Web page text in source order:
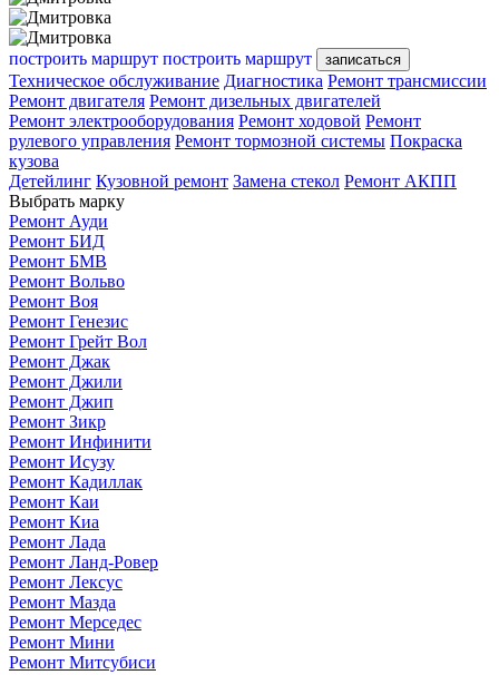
построить маршрут построить маршрут записаться
Техническое обслуживание Диагностика Ремонт трансмиссии
Ремонт двигателя Ремонт дизельных двигателей
Ремонт электрооборудования Ремонт ходовой Ремонт
рулевого управления Ремонт тормозной системы Покраска
кузова
Детейлинг Кузовной ремонт Замена стекол Ремонт АКПП
Выбрать марку
Ремонт Ауди
Ремонт БИД
Ремонт БМВ
Ремонт Вольво
Ремонт Воя
Ремонт Генезис
Ремонт Грейт Вол
Ремонт Джак
Ремонт Джили
Ремонт Джип
Ремонт Зикр
Ремонт Инфинити
Ремонт Исузу
Ремонт Кадиллак
Ремонт Каи
Ремонт Киа
Ремонт Лада
Ремонт Ланд-Ровер
Ремонт Лексус
Ремонт Мазда
Ремонт Мерседес
Ремонт Мини
Ремонт Митсубиси